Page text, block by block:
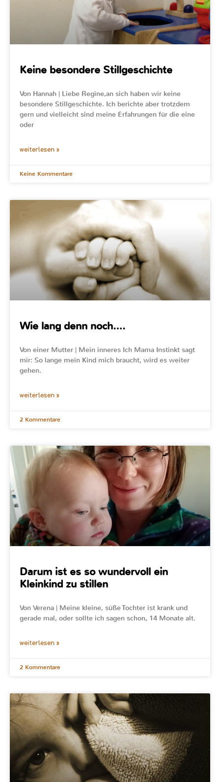
Keine besondere Stillgeschichte
Von Hannah | Liebe Regine,an sich haben wir keine
besondere Stillgeschichte. Ich berichte aber trotzdem
gern und vielleicht sind meine Erfahrungen für die eine
oder
weiterlesen »
Keine Kommentare
Wie lang denn noch….
Von einer Mutter | Mein inneres Ich Mama Instinkt sagt
mir: So lange mein Kind mich braucht, wird es weiter
gehen.
weiterlesen »
2 Kommentare
Darum ist es so wundervoll ein
Kleinkind zu stillen
Von Verena | Meine kleine, süße Tochter ist krank und
gerade mal, oder sollte ich sagen schon, 14 Monate alt.
weiterlesen »
2 Kommentare